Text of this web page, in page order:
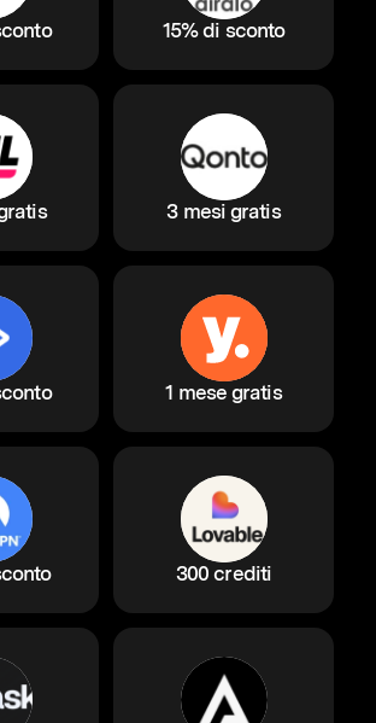
15% di sconto
3 mesi gratis
1 mese gratis
300 crediti